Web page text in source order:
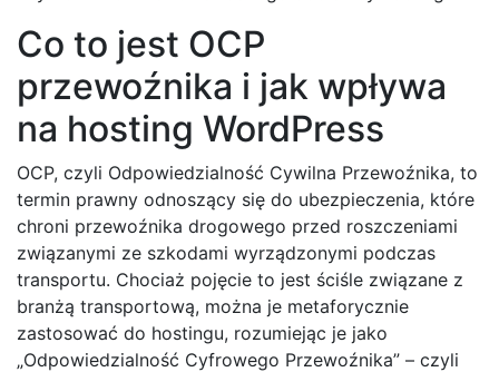
Co to jest OCP
przewoźnika i jak wpływa
na hosting WordPress
OCP, czyli Odpowiedzialność Cywilna Przewoźnika, to
termin prawny odnoszący się do ubezpieczenia, które
chroni przewoźnika drogowego przed roszczeniami
związanymi ze szkodami wyrządzonymi podczas
transportu. Chociaż pojęcie to jest ściśle związane z
branżą transportową, można je metaforycznie
zastosować do hostingu, rozumiejąc je jako
„Odpowiedzialność Cyfrowego Przewoźnika” – czyli